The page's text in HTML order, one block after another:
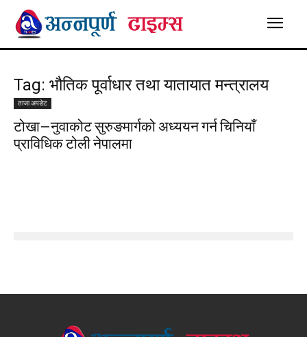
Tag: भौतिक पूर्वाधार तथा यातायात मन्त्रालय
ताजा अपडेट
टोखा–नुवाकोट सुरुङमार्गको अध्ययन गर्न चिनियाँ
प्राविधिक टोली नेपालमा